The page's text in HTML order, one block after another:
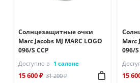
Солнцезащитные очки
Marc Jacobs MJ MARC LOGO
096/S CCP
Доступно в 1 салоне
15 600 ₽ 31 200 ₽
Marc
096/
15